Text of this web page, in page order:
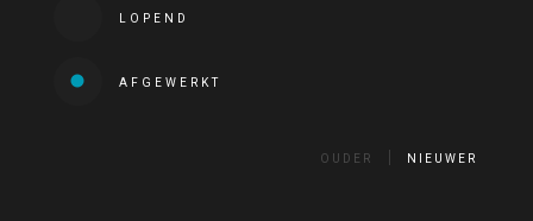
LOPEND
AFGEWERKT
OUDER NIEUWER